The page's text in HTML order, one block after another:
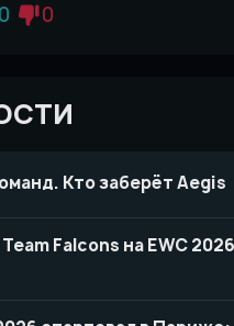
0 0
Кто заберёт Aegis
Falcons на EWC